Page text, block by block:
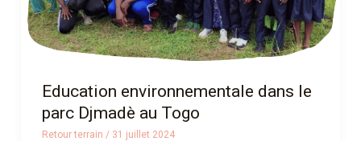
Education environnementale dans le
parc Djmadè au Togo
Retour terrain / 31 juillet 2024